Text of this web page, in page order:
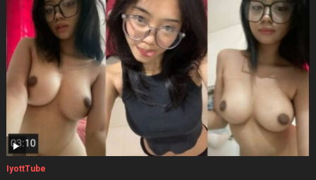
IyottTube